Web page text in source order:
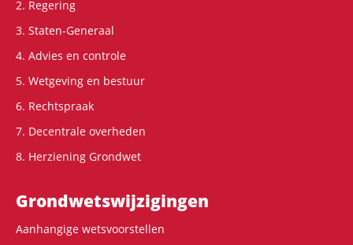
2. Regering
3. Staten-Generaal
4. Advies en controle
5. Wetgeving en bestuur
6. Rechtspraak
7. Decentrale overheden
8. Herziening Grondwet
Grondwets­wijzigingen
Aanhangige wetsvoorstellen